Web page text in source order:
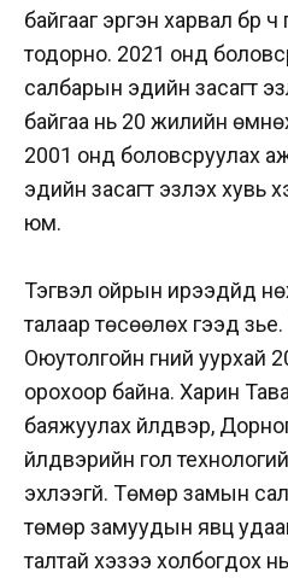
байгааг эргэн харвал бүр ч
тодорно. 2021 онд
салбарын эдийн засагт
байгаа нь 20 жилийн
2001 онд боловсруулах
эдийн засагт эзлэх хувь
юм.
Тэгвэл ойрын ирээдүйд
талаар төсөөлөх гээд
Оюутолгойн гүний уурхай
орохоор байна. Харин
баяжуулах үйлдвэр,
үйлдвэрийн гол
эхлээгүй. Төмөр замын
төмөр замуудын явц
талтай хэзээ холбогдох